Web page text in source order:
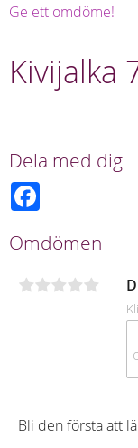
Ge ett omdöme!
Kivijalka
Dela med dig
b
o
k
Omdömen
Bli den första att